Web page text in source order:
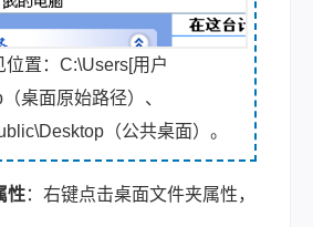
位置：C:\Users[用户
桌面原始路径）、
（公共桌面）。
性：右键点击桌面文件夹属性，